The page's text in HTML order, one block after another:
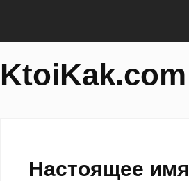
KtoiKak.com
Настоящее имя